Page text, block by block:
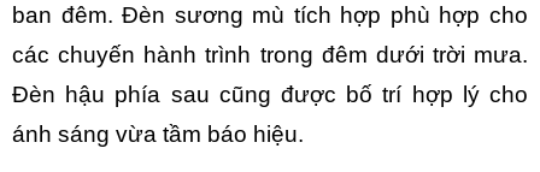
ban đêm. Đèn sương mù tích hợp phù hợp cho
các chuyến hành trình trong đêm dưới trời mưa.
Đèn hậu phía sau cũng được bố trí hợp lý cho
ánh sáng vừa tầm báo hiệu.